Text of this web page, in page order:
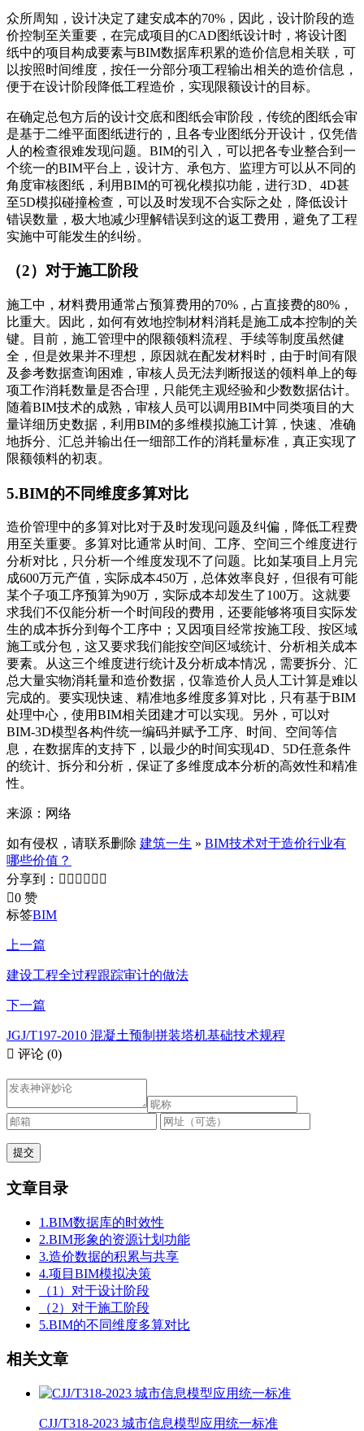
众所周知，设计决定了建安成本的70%，因此，设计阶段的造
价控制至关重要，在完成项目的CAD图纸设计时，将设计图
纸中的项目构成要素与BIM数据库积累的造价信息相关联，可
以按照时间维度，按任一分部分项工程输出相关的造价信息，
便于在设计阶段降低工程造价，实现限额设计的目标。
在确定总包方后的设计交底和图纸会审阶段，传统的图纸会审
是基于二维平面图纸进行的，且各专业图纸分开设计，仅凭借
人的检查很难发现问题。BIM的引入，可以把各专业整合到一
个统一的BIM平台上，设计方、承包方、监理方可以从不同的
角度审核图纸，利用BIM的可视化模拟功能，进行3D、4D甚
至5D模拟碰撞检查，可以及时发现不合实际之处，降低设计
错误数量，极大地减少理解错误到这的返工费用，避免了工程
实施中可能发生的纠纷。
（2）对于施工阶段
施工中，材料费用通常占预算费用的70%，占直接费的80%，
比重大。因此，如何有效地控制材料消耗是施工成本控制的关
键。目前，施工管理中的限额领料流程、手续等制度虽然健
全，但是效果并不理想，原因就在配发材料时，由于时间有限
及参考数据查询困难，审核人员无法判断报送的领料单上的每
项工作消耗数量是否合理，只能凭主观经验和少数数据估计。
随着BIM技术的成熟，审核人员可以调用BIM中同类项目的大
量详细历史数据，利用BIM的多维模拟施工计算，快速、准确
地拆分、汇总并输出任一细部工作的消耗量标准，真正实现了
限额领料的初衷。
5.BIM的不同维度多算对比
造价管理中的多算对比对于及时发现问题及纠偏，降低工程费
用至关重要。多算对比通常从时间、工序、空间三个维度进行
分析对比，只分析一个维度发现不了问题。比如某项目上月完
成600万元产值，实际成本450万，总体效率良好，但很有可能
某个子项工序预算为90万，实际成本却发生了100万。这就要
求我们不仅能分析一个时间段的费用，还要能够将项目实际发
生的成本拆分到每个工序中；又因项目经常按施工段、按区域
施工或分包，这又要求我们能按空间区域统计、分析相关成本
要素。从这三个维度进行统计及分析成本情况，需要拆分、汇
总大量实物消耗量和造价数据，仅靠造价人员人工计算是难以
完成的。要实现快速、精准地多维度多算对比，只有基于BIM
处理中心，使用BIM相关团建才可以实现。另外，可以对
BIM-3D模型各构件统一编码并赋予工序、时间、空间等信
息，在数据库的支持下，以最少的时间实现4D、5D任意条件
的统计、拆分和分析，保证了多维度成本分析的高效性和精准
性。
来源：网络
如有侵权，请联系删除 建筑一生 » BIM技术对于造价行业有
哪些价值？
分享到：      
0 赞
标签BIM
上一篇
建设工程全过程跟踪审计的做法
下一篇
JGJ/T197-2010 混凝土预制拼装塔机基础技术规程
 评论 (0)
文章目录
1.BIM数据库的时效性
2.BIM形象的资源计划功能
3.造价数据的积累与共享
4.项目BIM模拟决策
（1）对于设计阶段
（2）对于施工阶段
5.BIM的不同维度多算对比
相关文章
CJJ/T318-2023 城市信息模型应用统一标准